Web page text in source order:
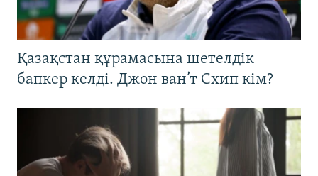
Қазақстан құрамасына шетелдік
бапкер келді. Джон ван’т Схип кім?